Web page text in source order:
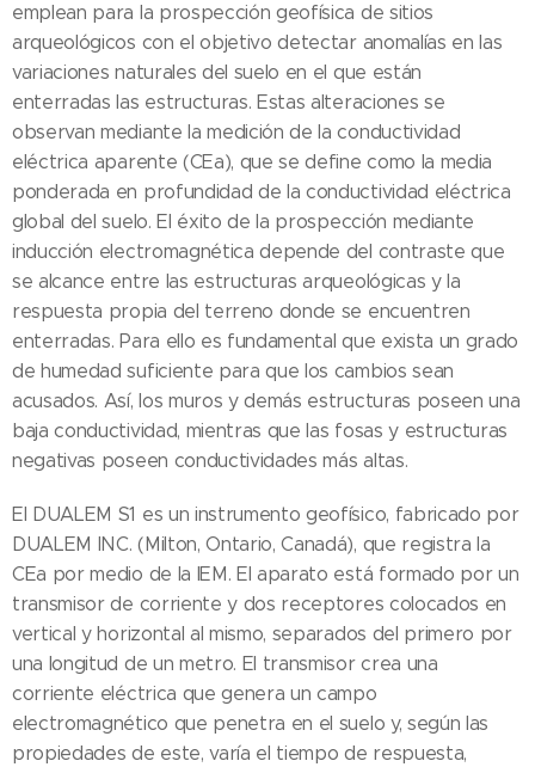
emplean para la prospección geofísica de sitios
arqueológicos con el objetivo detectar anomalías en las
variaciones naturales del suelo en el que están
enterradas las estructuras. Estas alteraciones se
observan mediante la medición de la conductividad
eléctrica aparente (CEa), que se define como la media
ponderada en profundidad de la conductividad eléctrica
global del suelo. El éxito de la prospección mediante
inducción electromagnética depende del contraste que
se alcance entre las estructuras arqueológicas y la
respuesta propia del terreno donde se encuentren
enterradas. Para ello es fundamental que exista un grado
de humedad suficiente para que los cambios sean
acusados. Así, los muros y demás estructuras poseen una
baja conductividad, mientras que las fosas y estructuras
negativas poseen conductividades más altas.
El DUALEM S1 es un instrumento geofísico, fabricado por
DUALEM INC. (Milton, Ontario, Canadá), que registra la
CEa por medio de la IEM. El aparato está formado por un
transmisor de corriente y dos receptores colocados en
vertical y horizontal al mismo, separados del primero por
una longitud de un metro. El transmisor crea una
corriente eléctrica que genera un campo
electromagnético que penetra en el suelo y, según las
propiedades de este, varía el tiempo de respuesta,